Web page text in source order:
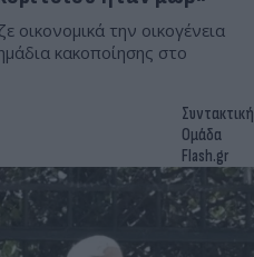
την οικογένεια
κακοποίησης στο
Συντακτική
Ομάδα
Flash.gr